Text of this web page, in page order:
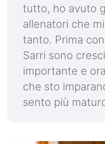
tutto, ho avuto
allenatori che
tanto. Prima
Sarri sono
importante e
che sto
sento più